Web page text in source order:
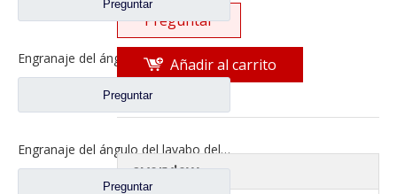
Preguntar
Engranaje del ángulo del lavabo del puente medio para los recambios 81.35199.6535 de Shamcan DelongTruck
Preguntar
Engranaje del ángulo del lavabo del puente trasero para los repuestos 81.35199.6554 de Shamcan DelongTruck
Preguntar
Preguntar
Añadir al carrito
overview